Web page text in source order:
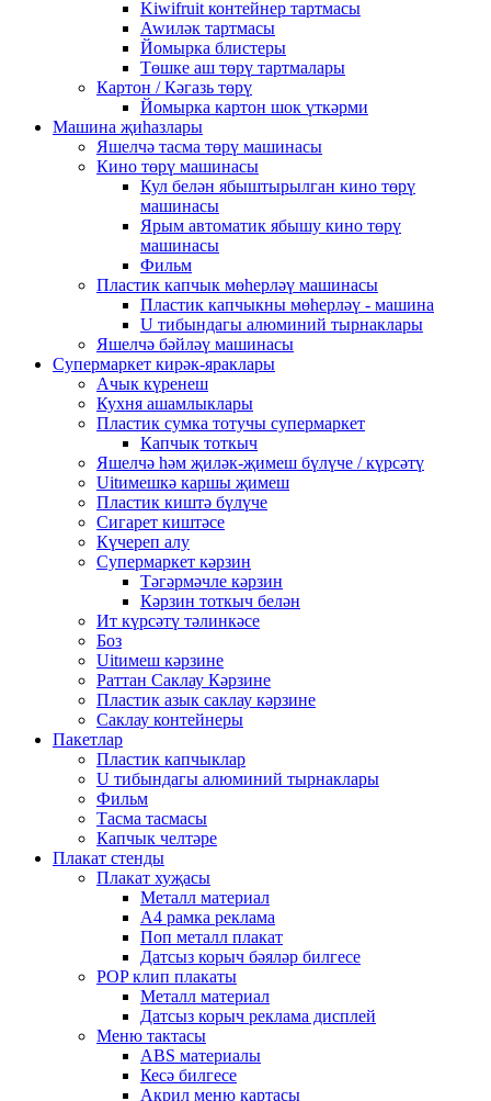
Kiwifruit контейнер тартмасы
Awиләк тартмасы
Йомырка блистеры
Төшке аш төрү тартмалары
Картон / Кәгазь төрү
Йомырка картон шок үткәрми
Машина җиһазлары
Яшелчә тасма төрү машинасы
Кино төрү машинасы
Кул белән ябыштырылган кино төрү
машинасы
Ярым автоматик ябышу кино төрү
машинасы
Фильм
Пластик капчык мөһерләү машинасы
Пластик капчыкны мөһерләү - машина
U тибындагы алюминий тырнаклары
Яшелчә бәйләү машинасы
Супермаркет кирәк-яраклары
Ачык күренеш
Кухня ашамлыклары
Пластик сумка тотучы супермаркет
Капчык тоткыч
Яшелчә һәм җиләк-җимеш бүлүче / күрсәтү
Uitимешкә каршы җимеш
Пластик киштә бүлүче
Сигарет киштәсе
Күчереп алу
Супермаркет кәрзин
Тәгәрмәчле кәрзин
Кәрзин тоткыч белән
Ит күрсәтү тәлинкәсе
Боз
Uitимеш кәрзине
Раттан Саклау Кәрзине
Пластик азык саклау кәрзине
Саклау контейнеры
Пакетлар
Пластик капчыклар
U тибындагы алюминий тырнаклары
Фильм
Тасма тасмасы
Капчык челтәре
Плакат стенды
Плакат хуҗасы
Металл материал
А4 рамка реклама
Поп металл плакат
Датсыз корыч бәяләр билгесе
POP клип плакаты
Металл материал
Датсыз корыч реклама дисплей
Меню тактасы
ABS материалы
Кесә билгесе
Акрил меню картасы